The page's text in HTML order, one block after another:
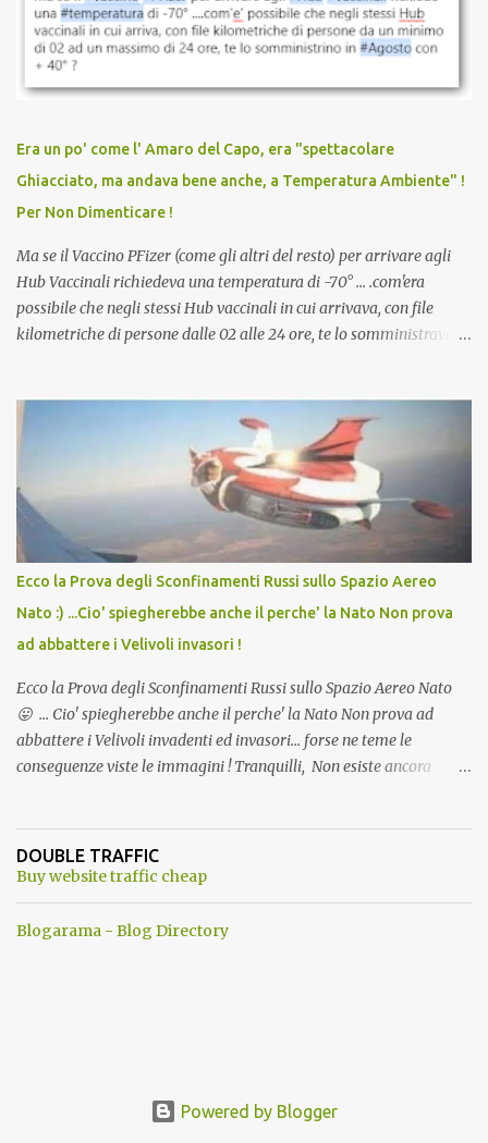
sconti, incentivi per vaccinarsi. Non avevamo mai visto
discriminazioni per coloro che non l’hanno fatto. Se non sei stato
vaccinato, nessuno aveva prima cercato di farti sentire una
persona cattiva. Non avevamo mai visto un vaccino che minacci le
vaccino usato per minacciare i mezzi di sussistenza, il lavoro o la
scuola. Non avevamo mai visto un vaccino che permettesse a un
dodicenne di ignorare il consenso dei genitori. Dopo tutti i vaccini
che abbiamo elencato sopra...
Era un po' come l' Amaro del Capo, era "spettacolare
Ghiacciato, ma andava bene anche, a Temperatura Ambiente" !
Per Non Dimenticare !
Ma se il Vaccino PFizer (come gli altri del resto) per arrivare agli
Hub Vaccinali richiedeva una temperatura di -70° ... .com'era
possibile che negli stessi Hub vaccinali in cui arrivava, con file
kilometriche di persone dalle 02 alle 24 ore, te lo somministravano
Vaccino come: l' Amaro del Capo, era "spettacolare Ghiacciato, ma
andava bene anche, a Temperatura Ambiente"! Riproponiamo
l'articolo per NON Dimenticare!
Ecco la Prova degli Sconfinamenti Russi sullo Spazio Aereo
Nato :) ...Cio' spiegherebbe anche il perche' la Nato Non prova
ad abbattere i Velivoli invasori !
Ecco la Prova degli Sconfinamenti Russi sullo Spazio Aereo Nato
😛 ... Cio' spiegherebbe anche il perche' la Nato Non prova ad
abbattere i Velivoli invadenti ed invasori... forse ne teme le
conseguenze viste le immagini ! Tranquilli, Non esiste ancora
ancora una fantasia Nato o forse una "False Flag", per provocare
una guerra mondiale che difficilmente da menti sane, potrebbe
DOUBLE TRAFFIC
Buy website traffic cheap
Blogarama - Blog Directory
Powered by Blogger